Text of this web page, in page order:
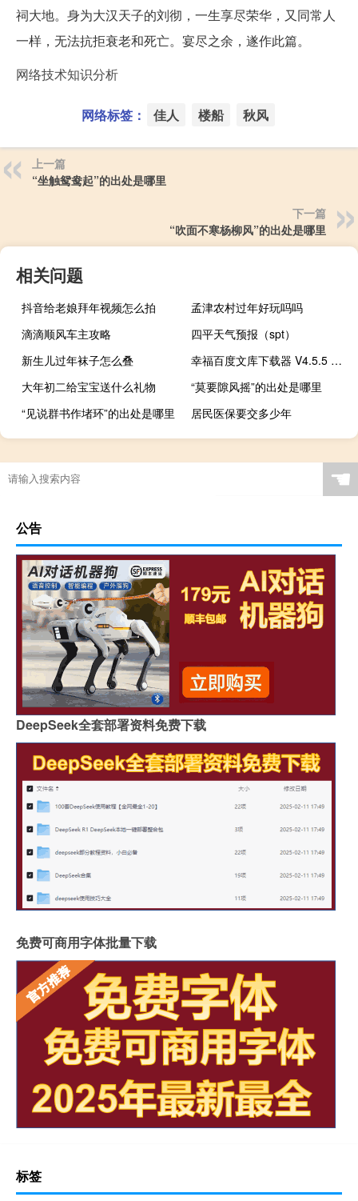
祠大地。身为大汉天子的刘彻，一生享尽荣华，又同常人
一样，无法抗拒衰老和死亡。宴尽之余，遂作此篇。
网络技术知识分析
网络标签： 佳人 楼船 秋风
上一篇
“坐触鸳鸯起”的出处是哪里
下一篇
“吹面不寒杨柳风”的出处是哪里
相关问题
抖音给老娘拜年视频怎么拍
孟津农村过年好玩吗吗
滴滴顺风车主攻略
四平天气预报（spt）
新生儿过年袜子怎么叠
幸福百度文库下载器 V4.5.5 最新免费版（幸福百度文库下载器 V4.5.5 最新免费版功能简介）
大年初二给宝宝送什么礼物
“莫要隙风摇”的出处是哪里
“见说群书作堵环”的出处是哪里
居民医保要交多少年
☚
公告
DeepSeek全套部署资料免费下载
免费可商用字体批量下载
标签